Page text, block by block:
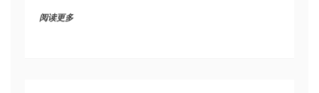
阅读更多